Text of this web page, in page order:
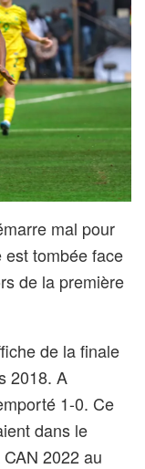
mal pour
est tombée face
de la première
de la finale
2018. A
1-0. Ce
dans le
2022 au